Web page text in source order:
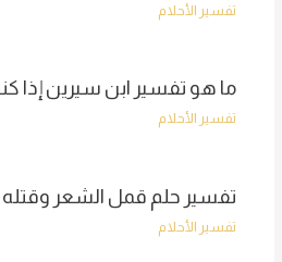
تفسير الأحلام
ما هو تفسير ابن سيرين إذا
تفسير الأحلام
تفسير حلم قمل الشعر وقتله
تفسير الأحلام